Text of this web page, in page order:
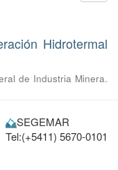
Hidrotermal
de Industria Minera.
SEGEMAR
Tel:(+5411) 5670-0101